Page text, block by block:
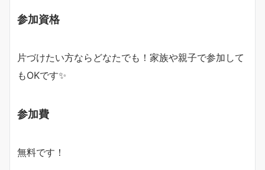
参加資格
片づけたい方ならどなたでも！家族や親子で参加して
もOKです✨
参加費
無料です！